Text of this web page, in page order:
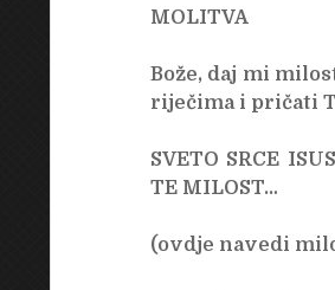
MOLITVA
Bože, daj mi
riječima i pričati
SVETO SRCE
TE MILOST…
(ovdje navedi